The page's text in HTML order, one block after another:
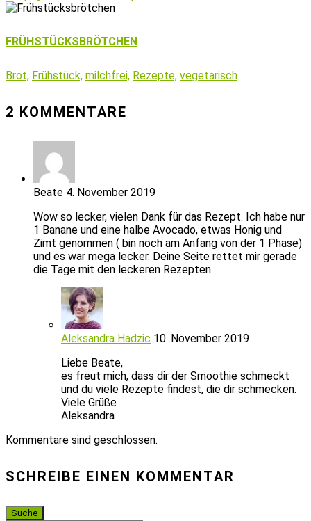
FRÜHSTÜCKSBRÖTCHEN
Brot, Frühstück, milchfrei, Rezepte, vegetarisch
2 KOMMENTARE
Beate 4. November 2019
Wow so lecker, vielen Dank für das Rezept. Ich habe nur
1 Banane und eine halbe Avocado, etwas Honig und
Zimt genommen ( bin noch am Anfang von der 1 Phase)
und es war mega lecker. Deine Seite rettet mir gerade
die Tage mit den leckeren Rezepten.
Aleksandra Hadzic 10. November 2019
Liebe Beate,
es freut mich, dass dir der Smoothie schmeckt
und du viele Rezepte findest, die dir schmecken.
Viele Grüße
Aleksandra
Kommentare sind geschlossen.
SCHREIBE EINEN KOMMENTAR